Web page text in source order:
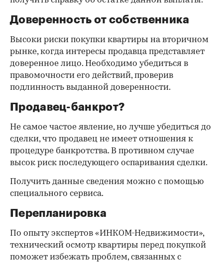
Доверенность от собственника
Высоки риски покупки квартиры на вторичном
рынке, когда интересы продавца представляет
доверенное лицо. Необходимо убедиться в
правомочности его действий, проверив
подлинность выданной доверенности.
Продавец-банкрот?
Не самое частое явление, но лучше убедиться до
сделки, что продавец не имеет отношения к
процедуре банкротства. В противном случае
высок риск последующего оспаривания сделки.
Получить данные сведения можно с помощью
специального сервиса.
Перепланировка
По опыту экспертов «ИНКОМ-Недвижимости»,
технический осмотр квартиры перед покупкой
поможет избежать проблем, связанных с